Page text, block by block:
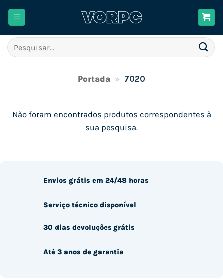
Pesquisar
por:
Portada » 7020
Não foram encontrados produtos correspondentes à
sua pesquisa.
Envios grátis em 24/48 horas
Serviço técnico disponível
30 dias devoluções grátis
Até 3 anos de garantia